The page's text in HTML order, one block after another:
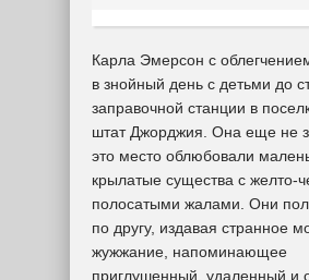
Карла Эмерсон с
в знойный день с детьми до
заправочной станции в
штат Джорджия. Она еще не
это место облюбовали
крылатые существа с желто-
полосатыми жалами. Они
по другу, издавая странное
жужжание, напоминающее
приглушенный, удаленный и